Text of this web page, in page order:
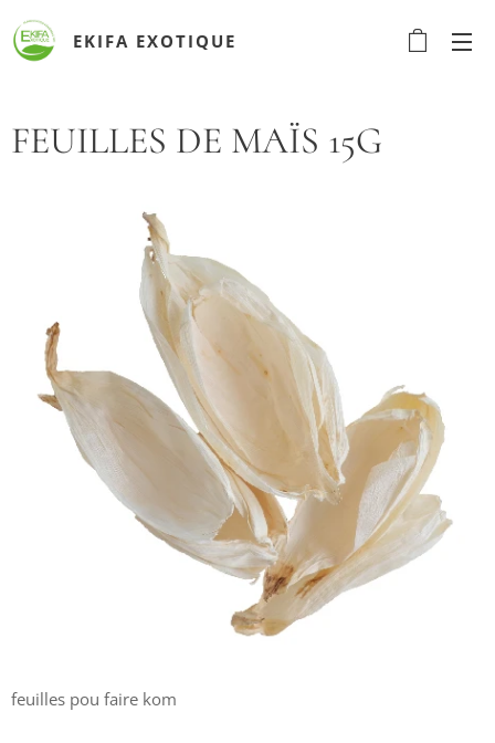
EKIFA EXOTIQUE
FEUILLES DE MAÏS 15G
feuilles pou faire kom